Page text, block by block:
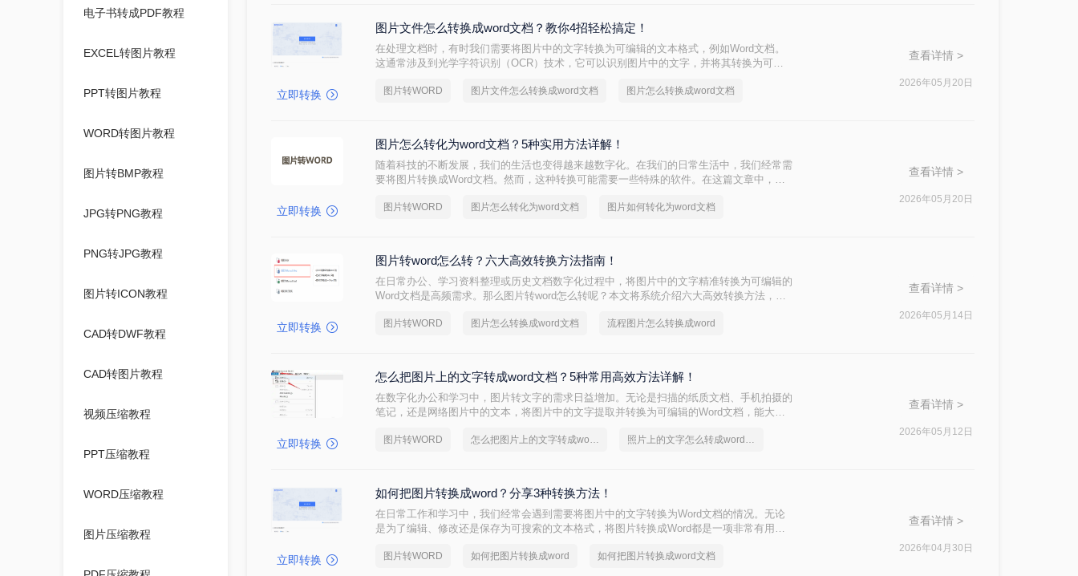
电子书转成PDF教程
EXCEL转图片教程
PPT转图片教程
WORD转图片教程
图片转BMP教程
JPG转PNG教程
PNG转JPG教程
图片转ICON教程
CAD转DWF教程
CAD转图片教程
视频压缩教程
PPT压缩教程
WORD压缩教程
图片压缩教程
立即转换
图片文件怎么转换成word文档？教你4招轻松搞定！
在处理文档时，有时我们需要将图片中的文字转换为可编辑的文本格式，例如Word文档。
这通常涉及到光学字符识别（OCR）技术，它可以识别图片中的文字，并将其转换为可编
Word文档的转换。
图片转WORD 图片文件怎么转换成word文档 图片怎么转换成word文档
查看详情 >
2026年05月20日
立即转换
图片怎么转化为word文档？5种实用方法详解！
随着科技的不断发展，我们的生活也变得越来越数字化。在我们的日常生活中，我们经常需
要将图片转换成Word文档。然而，这种转换可能需要一些特殊的软件。在这篇文章中，我
图片转WORD 图片怎么转化为word文档 图片如何转化为word文档
查看详情 >
2026年05月20日
立即转换
图片转word怎么转？六大高效转换方法指南！
在日常办公、学习资料整理或历史文档数字化过程中，将图片中的文字精准转换为可编辑的
Word文档是高频需求。那么图片转word怎么转呢？本文将系统介绍六大高效转换方法，涵
图片转WORD 图片怎么转换成word文档 流程图片怎么转换成word
查看详情 >
2026年05月14日
立即转换
怎么把图片上的文字转成word文档？5种常用高效方法详解！
在数字化办公和学习中，图片转文字的需求日益增加。无论是扫描的纸质文档、手机拍摄的
笔记，还是网络图片中的文本，将图片中的文字提取并转换为可编辑的Word文档，能大幅
法，帮助您快速选择最适合的方案。
图片转WORD 怎么把图片上的文字转成word文档 照片上的文字怎么转成word文档
查看详情 >
2026年05月12日
立即转换
如何把图片转换成word？分享3种转换方法！
在日常工作和学习中，我们经常会遇到需要将图片中的文字转换为Word文档的情况。无论
是为了编辑、修改还是保存为可搜索的文本格式，将图片转换成Word都是一项非常有用的
图片转WORD 如何把图片转换成word 如何把图片转换成word文档
查看详情 >
2026年04月30日